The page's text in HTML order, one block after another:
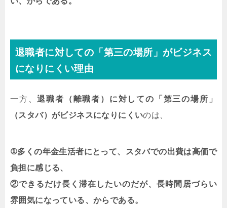
退職者に対しての「第三の場所」がビジネス
になりにくい理由
一方、退職者（離職者）に対しての「第三の場所」
（スタバ）がビジネスになりにくいのは、
①多くの年金生活者にとって、スタバでの出費は高価で
負担に感じる、
②できるだけ長く滞在したいのだが、長時間居づらい
雰囲気になっている、からである。